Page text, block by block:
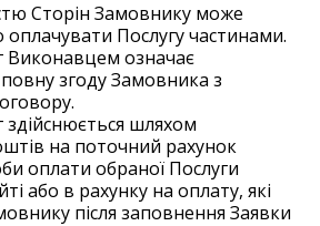
Сторін Замовнику може
Послугу частинами.
Виконавцем означає
згоду Замовника з
здійснюється шляхом
на поточний рахунок
оплати обраної Послуги
або в рахунку на оплату, які
після заповнення Заявки